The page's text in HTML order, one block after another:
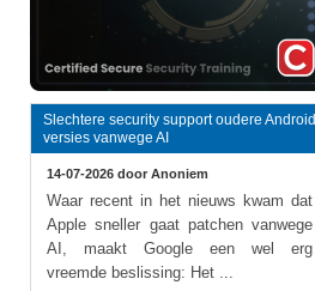
Slechtere security support oudere Android
versies vanwege AI
14-07-2026 door Anoniem
Waar recent in het nieuws kwam dat
Apple sneller gaat patchen vanwege
AI, maakt Google een wel erg
vreemde beslissing: Het ...